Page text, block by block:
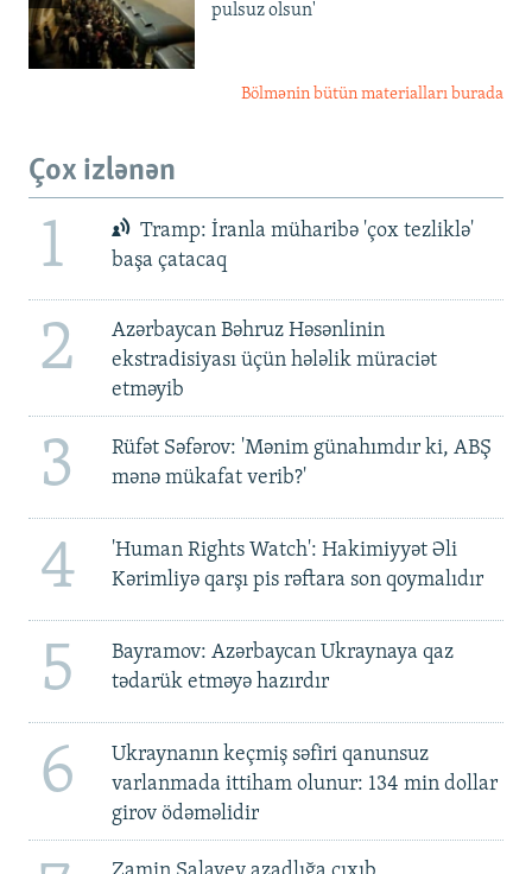
pulsuz olsun'
Bölmənin bütün materialları burada
Çox izlənən
1
Tramp: İranla müharibə 'çox tezliklə'
başa çatacaq
2
Azərbaycan Bəhruz Həsənlinin
ekstradisiyası üçün hələlik müraciət
etməyib
3
Rüfət Səfərov: 'Mənim günahımdır ki, ABŞ
mənə mükafat verib?'
4
'Human Rights Watch': Hakimiyyət Əli
Kərimliyə qarşı pis rəftara son qoymalıdır
5
Bayramov: Azərbaycan Ukraynaya qaz
tədarük etməyə hazırdır
6
Ukraynanın keçmiş səfiri qanunsuz
varlanmada ittiham olunur: 134 min dollar
girov ödəməlidir